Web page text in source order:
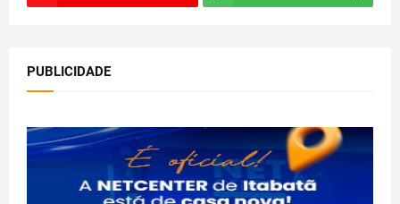
PUBLICIDADE